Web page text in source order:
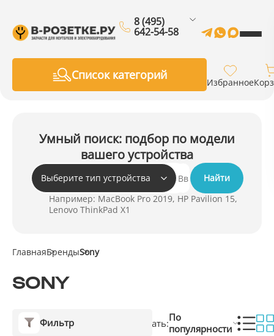
8 (495)
642-54-58
Список категорий
Избранное
Умный поиск: подбор по модели
вашего устройства
Выберите тип устройства
Найти
Например: MacBook Pro 2019, HP Pavilion 15,
Lenovo ThinkPad X1
ГлавнаяБрендыSony
SONY
Фильтр Сортировать:По
популярности